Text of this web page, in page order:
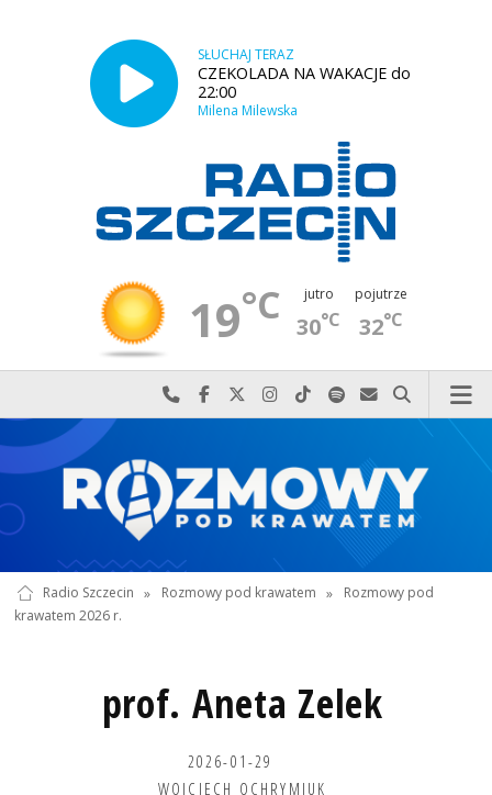
SŁUCHAJ TERAZ
CZEKOLADA NA WAKACJE do
22:00
Milena Milewska
19°C jutro
30°C
pojutrze
32°C
Najlepiej po prostu do nas zadzwoń
Odwiedź nas na Facebook-u
Odwiedź nas na X
Odwiedź nas na Instagram-ie
Odwiedź nas na TikTok-u
Szukaj nas na Spotify
Wyślij do nas
Szukaj
Radio Szczecin » Rozmowy pod krawatem »
Rozmowy pod
krawatem 2026 r.
prof. Aneta Zelek
2026-01-29
WOJCIECH OCHRYMIUK